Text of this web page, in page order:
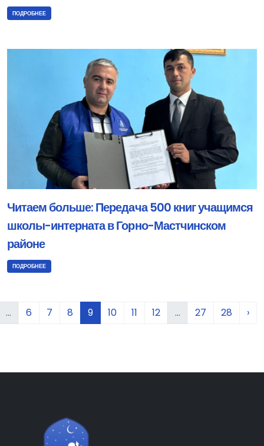
ПОДРОБНЕЕ
Читаем больше: Передача 500 книг учащимся
школы-интерната в Горно-Мастчинском
районе
ПОДРОБНЕЕ
... 6 7 8 9 10 11 12 ... 27 28 ›